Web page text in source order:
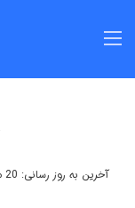
آخرین به روز رسانی: 20 مرداد 1403